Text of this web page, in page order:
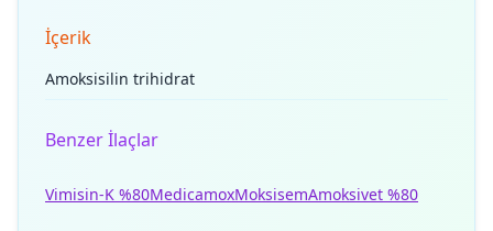
İçerik
Amoksisilin trihidrat
Benzer İlaçlar
Vimisin-K %80MedicamoxMoksisemAmoksivet %80